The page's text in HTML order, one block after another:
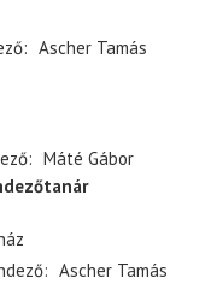
Ascher Tamás
Máté Gábor
Ascher Tamás